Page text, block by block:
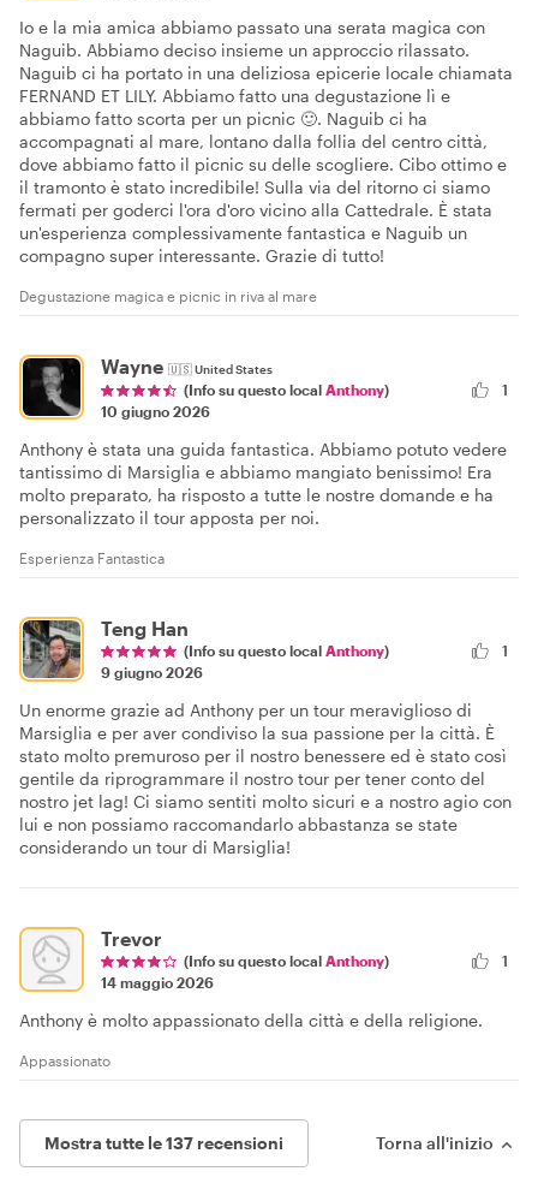
Io e la mia amica abbiamo passato una serata magica con
Naguib. Abbiamo deciso insieme un approccio rilassato.
Naguib ci ha portato in una deliziosa epicerie locale chiamata
FERNAND ET LILY. Abbiamo fatto una degustazione lì e
abbiamo fatto scorta per un picnic 🙂. Naguib ci ha
accompagnati al mare, lontano dalla follia del centro città,
dove abbiamo fatto il picnic su delle scogliere. Cibo ottimo e
il tramonto è stato incredibile! Sulla via del ritorno ci siamo
fermati per goderci l'ora d'oro vicino alla Cattedrale. È stata
un'esperienza complessivamente fantastica e Naguib un
compagno super interessante. Grazie di tutto!
Degustazione magica e picnic in riva al mare
Wayne 🇺🇸United States
(Info su questo local Anthony)
10 giugno 2026
1
Anthony è stata una guida fantastica. Abbiamo potuto vedere
tantissimo di Marsiglia e abbiamo mangiato benissimo! Era
molto preparato, ha risposto a tutte le nostre domande e ha
personalizzato il tour apposta per noi.
Esperienza Fantastica
Teng Han
(Info su questo local Anthony)
9 giugno 2026
1
Un enorme grazie ad Anthony per un tour meraviglioso di
Marsiglia e per aver condiviso la sua passione per la città. È
stato molto premuroso per il nostro benessere ed è stato così
gentile da riprogrammare il nostro tour per tener conto del
nostro jet lag! Ci siamo sentiti molto sicuri e a nostro agio con
lui e non possiamo raccomandarlo abbastanza se state
considerando un tour di Marsiglia!
Trevor
(Info su questo local Anthony)
14 maggio 2026
1
Anthony è molto appassionato della città e della religione.
Appassionato
Mostra tutte le 137 recensioni Torna all'inizio